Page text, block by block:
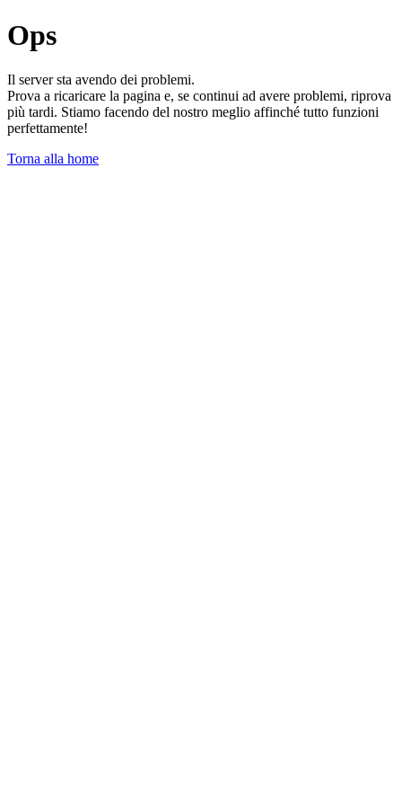
Ops
Il server sta avendo dei problemi.
Prova a ricaricare la pagina e, se continui ad avere problemi, riprova
più tardi. Stiamo facendo del nostro meglio affinché tutto funzioni
perfettamente!
Torna alla home